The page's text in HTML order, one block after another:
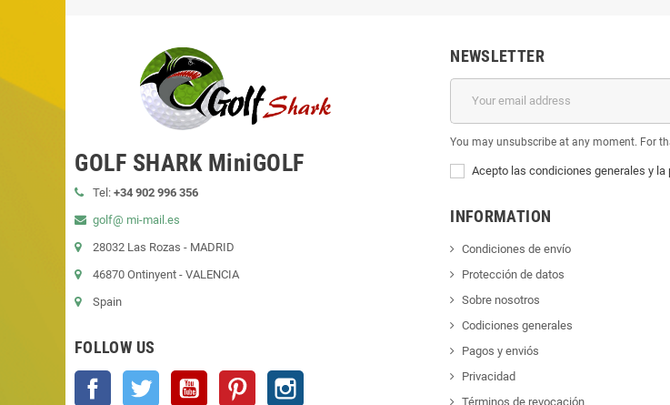
GOLF SHARK MiniGOLF
Tel: +34 902 996 356
golf@ mi-mail.es
28032 Las Rozas - MADRID
46870 Ontinyent - VALENCIA
Spain
FOLLOW US
Facebook Twitter YouTube Pinterest
NEWSLETTER
You may unsubscribe at any moment. For
Acepto las condiciones generales y
INFORMATION
Condiciones de envío
Protección de datos
Sobre nosotros
Codiciones generales
Pagos y enviós
Privacidad
Términos de revocación